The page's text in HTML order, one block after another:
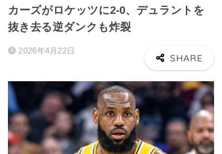
カーズがロケッツに2-0、デュラントを
抜き去る逆ダンクも炸裂
2026年4月22日